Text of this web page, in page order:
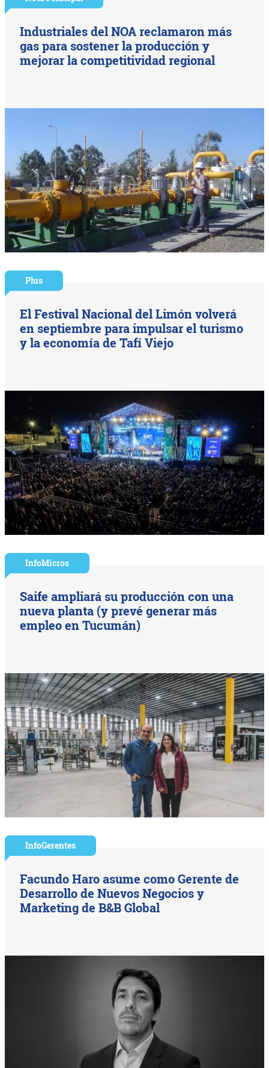
Industriales del NOA reclamaron más
gas para sostener la producción y
mejorar la competitividad regional
Plus
El Festival Nacional del Limón volverá
en septiembre para impulsar el turismo
y la economía de Tafí Viejo
InfoMicros
Saife ampliará su producción con una
nueva planta (y prevé generar más
empleo en Tucumán)
InfoGerentes
Facundo Haro asume como Gerente de
Desarrollo de Nuevos Negocios y
Marketing de B&B Global